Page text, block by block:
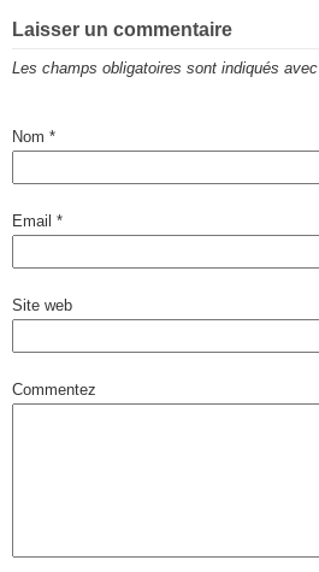
Laisser un commentaire
Les champs obligatoires sont indiqués avec
Nom *
Email *
Site web
Commentez